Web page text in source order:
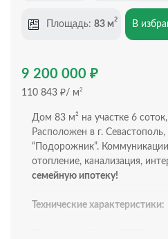
Площадь: 83 м2 В
9 200 000 ₽
110 843 ₽/ м2
Дом 83 м² на участке 6
Расположен в г. Севастополь,
“Подорожник”.
отопление, канализация,
семейную ипотеку!
Технические характеристики: